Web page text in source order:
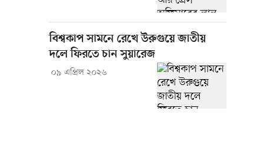
বিশ্বকাপ সামনে রেখে উরুগুয়ে জাতীয়
দলে ফিরতে চান সুয়ারেজ
০৯ এপ্রিল ২০২৬